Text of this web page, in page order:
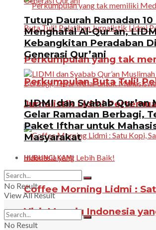
Perkumpulan yang tak
Perkumpulan Buta Tuli!
Jurnalistik Lidmi
Coffee Morning Lidmi :
Visi, Menuju Indonesia
Tutup Daurah Ramadan 10
Menghafal Al-Qur’an,
Kebangkitan Peradaban
Generasi Qur’ani
LIDMI dan Syabab Qur’an
Gelar Ramadan Berbagi,
Paket Ifthar untuk
Masyarakat
HUBUNGI KAMI
No Result
View All Result
No Result